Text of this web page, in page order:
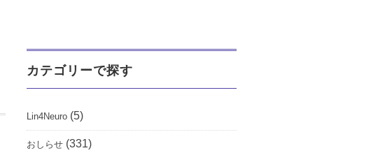
カテゴリーで探す
Lin4Neuro (5)
おしらせ (331)